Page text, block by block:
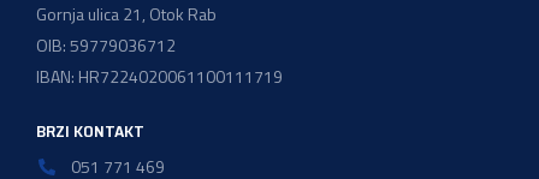
Gornja ulica 21, Otok Rab
OIB: 59779036712
IBAN: HR7224020061100111719
BRZI KONTAKT
051 771 469